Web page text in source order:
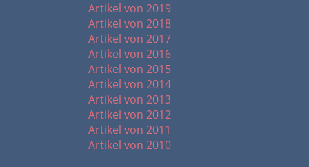
Artikel von 2019
Artikel von 2018
Artikel von 2017
Artikel von 2016
Artikel von 2015
Artikel von 2014
Artikel von 2013
Artikel von 2012
Artikel von 2011
Artikel von 2010